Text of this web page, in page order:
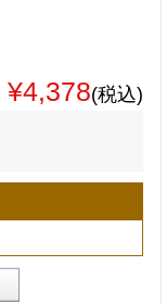
¥4,378(税込)